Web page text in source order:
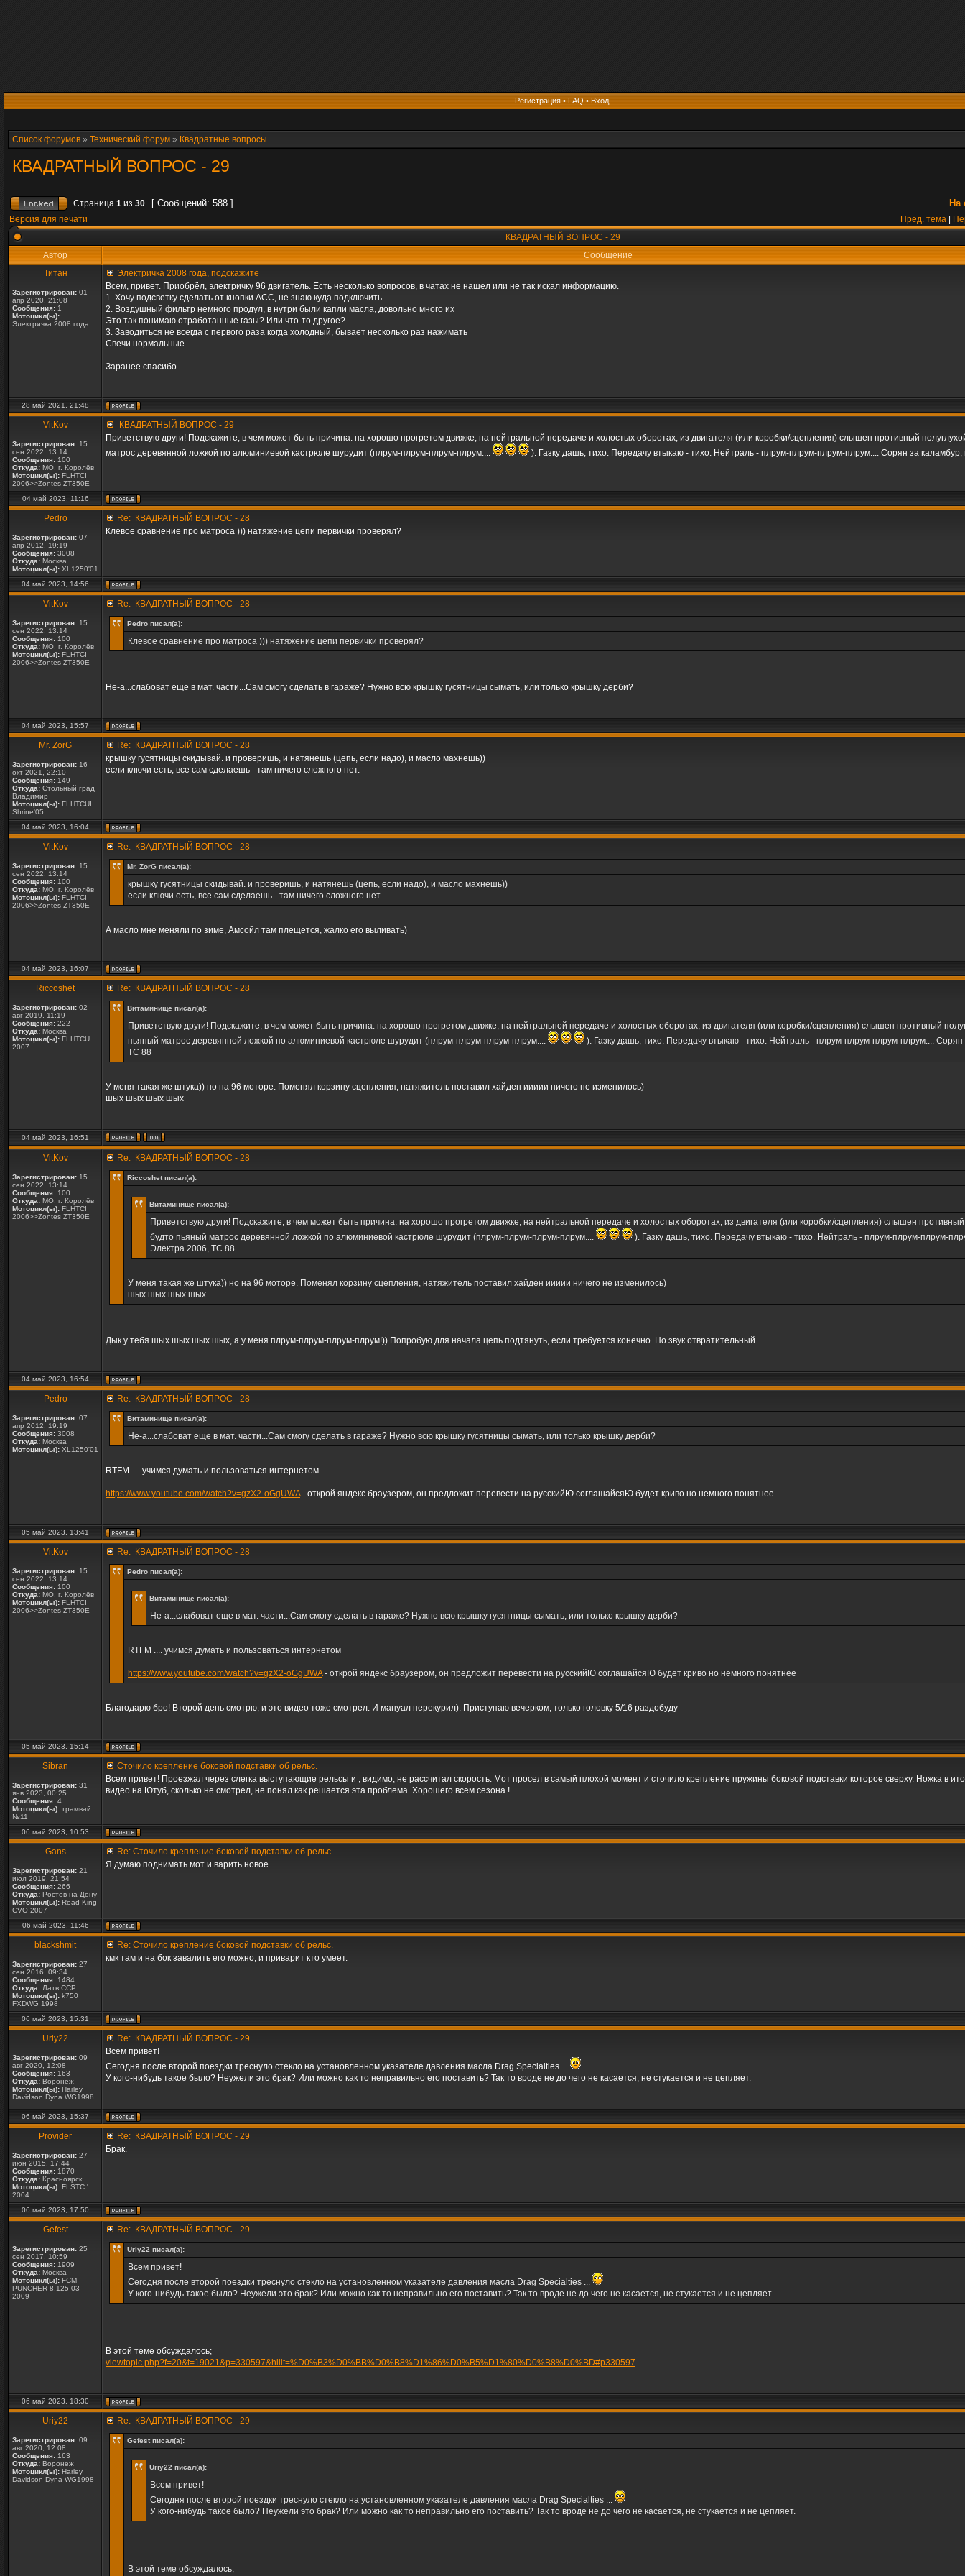
Регистрация• FAQ • Вход
Список форумов » Технический форум » Квадратные вопросы
КВАДРАТНЫЙ ВОПРОС - 29
Страница 1 из 30 [ Сообщений: 588 ] На
Версия для печати Пред. тема
КВАДРАТНЫЙ ВОПРОС - 29
Автор
Сообщение
Титан
Зарегистрирован: 01
апр 2020, 21:08
Сообщения: 1
Мотоцикл(ы):
Электричка 2008 года
Электричка 2008 года, подскажите
Всем, привет. Приобрёл, электричку 96 двигатель. Есть несколько вопросов, в чатах не нашел или не так искал информацию.
1. Хочу подсветку сделать от кнопки АСС, не знаю куда подключить.
2. Воздушный фильтр немного продул, в нутри были капли масла, довольно много их
Это так понимаю отработанные газы? Или что-то другое?
3. Заводиться не всегда с первого раза когда холодный, бывает несколько раз нажимать
Свечи нормальные
Заранее спасибо.
28 май 2021, 21:48
VitKov
Зарегистрирован: 15
сен 2022, 13:14
Сообщения: 100
Откуда: МО, г. Королёв
Мотоцикл(ы): FLHTCI
2006>>Zontes ZT350E
КВАДРАТНЫЙ ВОПРОС - 29
Приветствую други! Подскажите, в чем может быть причина: на хорошо прогретом движке, на нейтральной передаче и холостых оборотах, из двигателя (или коробки/сцепления) слышен противный
матрос деревянной ложкой по алюминиевой кастрюле шурудит (плрум-плрум-плрум-плрум....
). Газку дашь, тихо. Передачу втыкаю - тихо. Нейтраль - плрум-плрум-плрум-плрум.... Сорян за
04 май 2023, 11:16
Pedro
Зарегистрирован: 07
апр 2012, 19:19
Сообщения: 3008
Откуда: Москва
Мотоцикл(ы): XL1250'01
Re: КВАДРАТНЫЙ ВОПРОС - 28
Клевое сравнение про матроса ))) натяжение цепи первички проверял?
04 май 2023, 14:56
VitKov
Зарегистрирован: 15
сен 2022, 13:14
Сообщения: 100
Откуда: МО, г. Королёв
Мотоцикл(ы): FLHTCI
2006>>Zontes ZT350E
Re: КВАДРАТНЫЙ ВОПРОС - 28
Pedro писал(а):
Клевое сравнение про матроса ))) натяжение цепи первички проверял?
Не-а...слабоват еще в мат. части...Сам смогу сделать в гараже? Нужно всю крышку гусятницы сымать, или только крышку дерби?
04 май 2023, 15:57
Mr. ZorG
Зарегистрирован: 16
окт 2021, 22:10
Сообщения: 149
Откуда: Стольный град
Владимир
Мотоцикл(ы): FLHTCUI
Shrine'05
Re: КВАДРАТНЫЙ ВОПРОС - 28
крышку гусятницы скидывай. и проверишь, и натянешь (цепь, если надо), и масло махнешь))
если ключи есть, все сам сделаешь - там ничего сложного нет.
04 май 2023, 16:04
VitKov
Зарегистрирован: 15
сен 2022, 13:14
Сообщения: 100
Откуда: МО, г. Королёв
Мотоцикл(ы): FLHTCI
2006>>Zontes ZT350E
Re: КВАДРАТНЫЙ ВОПРОС - 28
Mr. ZorG писал(а):
крышку гусятницы скидывай. и проверишь, и натянешь (цепь, если надо), и масло махнешь))
если ключи есть, все сам сделаешь - там ничего сложного нет.
А масло мне меняли по зиме, Амсойл там плещется, жалко его выливать)
04 май 2023, 16:07
Riccoshet
Зарегистрирован: 02
авг 2019, 11:19
Сообщения: 222
Откуда: Москва
Мотоцикл(ы): FLHTCU
2007
Re: КВАДРАТНЫЙ ВОПРОС - 28
Витаминище писал(а):
Приветствую други! Подскажите, в чем может быть причина: на хорошо прогретом движке, на нейтральной передаче и холостых оборотах, из двигателя (или коробки/сцепления) слышен противный
пьяный матрос деревянной ложкой по алюминиевой кастрюле шурудит (плрум-плрум-плрум-плрум....
). Газку дашь, тихо. Передачу втыкаю - тихо. Нейтраль - плрум-плрум-плрум-плрум....
ТС 88
У меня такая же штука)) но на 96 моторе. Поменял корзину сцепления, натяжитель поставил хайден иииии ничего не изменилось)
шых шых шых шых
04 май 2023, 16:51
VitKov
Зарегистрирован: 15
сен 2022, 13:14
Сообщения: 100
Откуда: МО, г. Королёв
Мотоцикл(ы): FLHTCI
2006>>Zontes ZT350E
Re: КВАДРАТНЫЙ ВОПРОС - 28
Riccoshet писал(а):
Витаминище писал(а):
Приветствую други! Подскажите, в чем может быть причина: на хорошо прогретом движке, на нейтральной передаче и холостых оборотах, из двигателя (или коробки/сцепления) слышен противный
будто пьяный матрос деревянной ложкой по алюминиевой кастрюле шурудит (плрум-плрум-плрум-плрум....
). Газку дашь, тихо. Передачу втыкаю - тихо. Нейтраль - плрум-плрум-плрум-
Электра 2006, ТС 88
У меня такая же штука)) но на 96 моторе. Поменял корзину сцепления, натяжитель поставил хайден иииии ничего не изменилось)
шых шых шых шых
Дык у тебя шых шых шых шых, а у меня плрум-плрум-плрум-плрум!)) Попробую для начала цепь подтянуть, если требуется конечно. Но звук отвратительный..
04 май 2023, 16:54
Pedro
Зарегистрирован: 07
апр 2012, 19:19
Сообщения: 3008
Откуда: Москва
Мотоцикл(ы): XL1250'01
Re: КВАДРАТНЫЙ ВОПРОС - 28
Витаминище писал(а):
Не-а...слабоват еще в мат. части...Сам смогу сделать в гараже? Нужно всю крышку гусятницы сымать, или только крышку дерби?
RTFM .... учимся думать и пользоваться интернетом
https://www.youtube.com/watch?v=gzX2-oGgUWA- открой яндекс браузером, он предложит перевести на русскийЮ соглашайсяЮ будет криво но немного понятнее
05 май 2023, 13:41
VitKov
Зарегистрирован: 15
сен 2022, 13:14
Сообщения: 100
Откуда: МО, г. Королёв
Мотоцикл(ы): FLHTCI
2006>>Zontes ZT350E
Re: КВАДРАТНЫЙ ВОПРОС - 28
Pedro писал(а):
Витаминище писал(а):
Не-а...слабоват еще в мат. части...Сам смогу сделать в гараже? Нужно всю крышку гусятницы сымать, или только крышку дерби?
RTFM .... учимся думать и пользоваться интернетом
https://www.youtube.com/watch?v=gzX2-oGgUWA- открой яндекс браузером, он предложит перевести на русскийЮ соглашайсяЮ будет криво но немного понятнее
Благодарю бро! Второй день смотрю, и это видео тоже смотрел. И мануал перекурил). Приступаю вечерком, только головку 5/16 раздобуду
05 май 2023, 15:14
Sibran
Зарегистрирован: 31
янв 2023, 00:25
Сообщения: 4
Мотоцикл(ы): трамвай
№11
Сточило крепление боковой подставки об рельс.
Всем привет! Проезжал через слегка выступающие рельсы и , видимо, не рассчитал скорость. Мот просел в самый плохой момент и сточило крепление пружины боковой подставки которое сверху. Ножка в
видео на Ютуб, сколько не смотрел, не понял как решается эта проблема. Хорошего всем сезона !
06 май 2023, 10:53
Gans
Зарегистрирован: 21
июл 2019, 21:54
Сообщения: 266
Откуда: Ростов на Дону
Мотоцикл(ы): Road King
CVO 2007
Re: Сточило крепление боковой подставки об рельс.
Я думаю поднимать мот и варить новое.
06 май 2023, 11:46
blackshmit
Зарегистрирован: 27
сен 2016, 09:34
Сообщения: 1484
Откуда: Латв.ССР
Мотоцикл(ы): k750
FXDWG 1998
Re: Сточило крепление боковой подставки об рельс.
кмк там и на бок завалить его можно, и приварит кто умеет.
06 май 2023, 15:31
Uriy22
Зарегистрирован: 09
авг 2020, 12:08
Сообщения: 163
Откуда: Воронеж
Мотоцикл(ы): Harley
Davidson Dyna WG1998
Re: КВАДРАТНЫЙ ВОПРОС - 29
Всем привет!
Сегодня после второй поездки треснуло стекло на установленном указателе давления масла Drag Specialties ...
У кого-нибудь такое было? Неужели это брак? Или можно как то неправильно его поставить? Так то вроде не до чего не касается, не стукается и не цепляет.
06 май 2023, 15:37
Provider
Зарегистрирован: 27
июн 2015, 17:44
Сообщения: 1870
Откуда: Красноярск
Мотоцикл(ы): FLSTC '
2004
Re: КВАДРАТНЫЙ ВОПРОС - 29
Брак.
06 май 2023, 17:50
Gefest
Зарегистрирован: 25
сен 2017, 10:59
Сообщения: 1909
Откуда: Москва
Мотоцикл(ы): FCM
PUNCHER 8.125-03
2009
Re: КВАДРАТНЫЙ ВОПРОС - 29
Uriy22 писал(а):
Всем привет!
Сегодня после второй поездки треснуло стекло на установленном указателе давления масла Drag Specialties ...
У кого-нибудь такое было? Неужели это брак? Или можно как то неправильно его поставить? Так то вроде не до чего не касается, не стукается и не цепляет.
В этой теме обсуждалось;
viewtopic.php?f=20&t=19021&p=330597&hilit=%D0%B3%D0%BB%D0%B8%D1%86%D0%B5%D1%80%D0%B8%D0%BD#p330597
06 май 2023, 18:30
Uriy22
Зарегистрирован: 09
авг 2020, 12:08
Сообщения: 163
Откуда: Воронеж
Мотоцикл(ы): Harley
Davidson Dyna WG1998
Re: КВАДРАТНЫЙ ВОПРОС - 29
Gefest писал(а):
Uriy22 писал(а):
Всем привет!
Сегодня после второй поездки треснуло стекло на установленном указателе давления масла Drag Specialties ...
У кого-нибудь такое было? Неужели это брак? Или можно как то неправильно его поставить? Так то вроде не до чего не касается, не стукается и не цепляет.
В этой теме обсуждалось;